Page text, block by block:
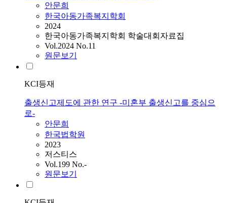
안문희
한국아동가족복지학회
2024
한국아동가족복지학회 학술대회자료집
Vol.2024 No.11
원문보기
KCI등재
출생신고제도에 관한 연구 -미혼부 출생신고를 중심으
로-
안문희
한국법학원
2023
저스티스
Vol.199 No.-
원문보기